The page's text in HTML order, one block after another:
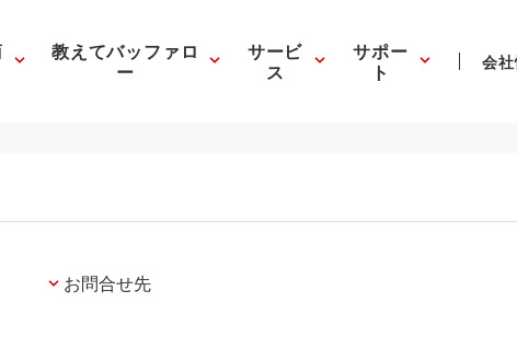
教えてバッファロ
ー
サービ
ス
サポー
ト 会
お問合せ先